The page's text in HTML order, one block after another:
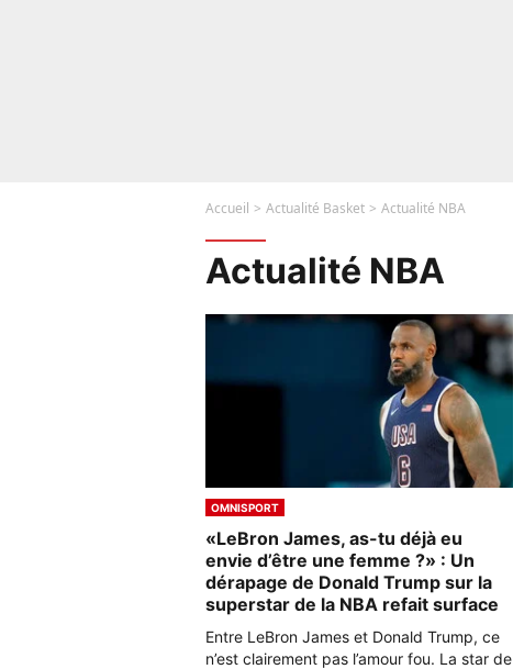
Accueil Actualité Basket Actualité NBA
Actualité NBA
OMNISPORT
«LeBron James, as-tu déjà eu
envie d’être une femme ?» : Un
dérapage de Donald Trump sur la
superstar de la NBA refait surface
Entre LeBron James et Donald Trump, ce
n’est clairement pas l’amour fou. La star de